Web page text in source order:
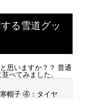
る雪道グッ
思いますか？？ 普通
べてみました。
帽子 ④：タイヤ